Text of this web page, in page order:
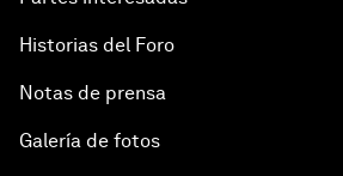
Historias del Foro
Notas de prensa
Galería de fotos